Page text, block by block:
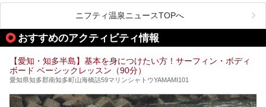
ムリエの目線で紹介していきます！
名古屋市内にはスーパー銭湯や日帰り温泉が多く、「どこに
行こうかな？」と悩んでしまう方も多いと思います。
ぜひこの記事を参考にして「キャナル・リゾート」に出かけ
てみるのはいかがでしょうか？
ニフティ温泉ニュースTOPへ
おすすめのアクティビティ情報
【愛知・知多半島】基本を身につけたい方！サーフィン・ボディ
ボード ベーシックレッスン（90分）
愛知県知多郡南知多町山海橋詰59マリンシャトウYAMAMI101